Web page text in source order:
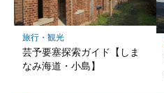
旅行・観光
芸予要塞探索ガイド【しま
なみ海道・小島】